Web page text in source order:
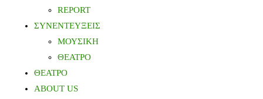
REPORT
ΣΥΝΕΝΤΕΥΞΕΙΣ
ΜΟΥΣΙΚΗ
ΘΕΑΤΡΟ
ΘΕΑΤΡΟ
ABOUT US